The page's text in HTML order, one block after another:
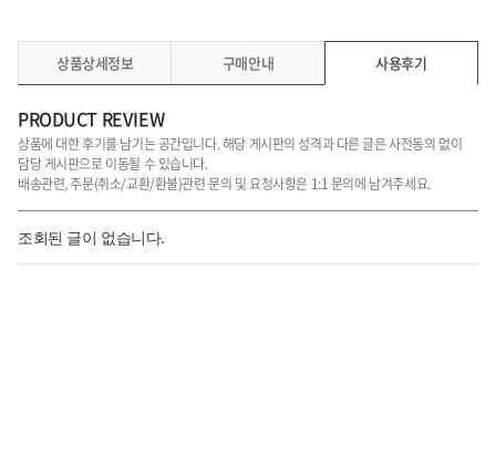
상품상세정보 구매안내 사용후기
PRODUCT REVIEW
상품에 대한 후기를 남기는 공간입니다. 해당 게시판의 성격과 다른 글은 사전동의 없이
담당 게시판으로 이동될 수 있습니다.
배송관련, 주문(취소/교환/환불)관련 문의 및 요청사항은 1:1 문의에 남겨주세요.